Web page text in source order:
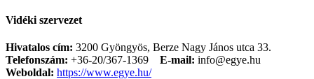
Vidéki szervezet
Hivatalos cím: 3200 Gyöngyös, Berze Nagy János utca 33.
Telefonszám: +36-20/367-1369 E-mail: info@egye.hu
Weboldal: https://www.egye.hu/